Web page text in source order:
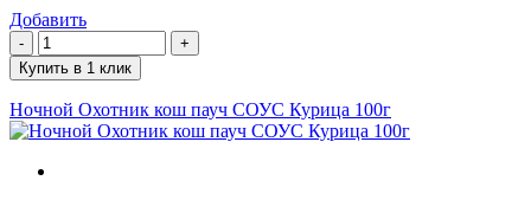
Добавить
Купить в 1 клик
Ночной Охотник кош пауч СОУС Курица 100г